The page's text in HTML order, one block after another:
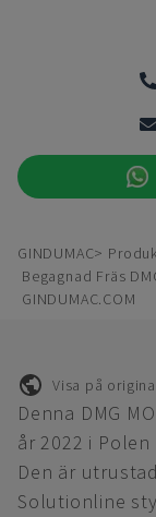
GINDUMAC
Begagnad Fräs
GINDUMAC.COM
Visa på
Denna DMG
år 2022 i
Den är
Solutionline